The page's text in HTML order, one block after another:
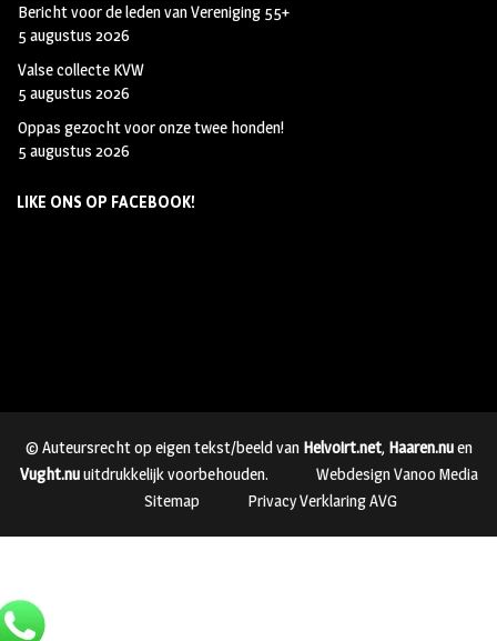
Bericht voor de leden van Vereniging 55+
5 augustus 2026
Valse collecte KVW
5 augustus 2026
Oppas gezocht voor onze twee honden!
5 augustus 2026
LIKE ONS OP FACEBOOK!
© Auteursrecht op eigen tekst/beeld van Helvoirt.net, Haaren.nuen
Vught.nuuitdrukkelijk voorbehouden.
Webdesign Vanoo Media
Sitemap
Privacy Verklaring AVG